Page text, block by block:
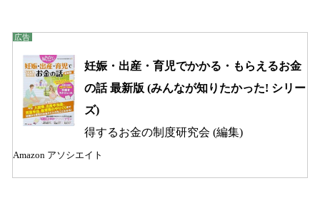
妊娠・出産・育児でかかる・もらえるお金
の話 最新版 (みんなが知りたかった! シリー
ズ)
得するお金の制度研究会 (編集)
Amazon アソシエイト